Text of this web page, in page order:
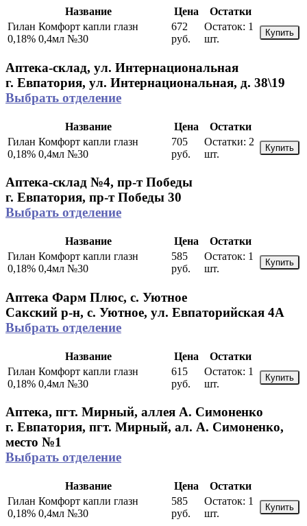
Название Цена
Остатки
Гилан Комфорт капли глазн
0,18% 0,4мл №30
672
руб.
Остаток: 1
шт.
Купить
Аптека-склад, ул. Интернациональная
г. Евпатория, ул. Интернациональная, д. 38\19
Выбрать отделение
Название Цена
Остатки
Гилан Комфорт капли глазн
0,18% 0,4мл №30
705
руб.
Остатки: 2
шт.
Купить
Аптека-склад №4, пр-т Победы
г. Евпатория, пр-т Победы 30
Выбрать отделение
Название Цена
Остатки
Гилан Комфорт капли глазн
0,18% 0,4мл №30
585
руб.
Остаток: 1
шт.
Купить
Аптека Фарм Плюс, с. Уютное
Сакский р-н, с. Уютное, ул. Евпаторийская 4А
Выбрать отделение
Название Цена
Остатки
Гилан Комфорт капли глазн
0,18% 0,4мл №30
615
руб.
Остаток: 1
шт.
Купить
Аптека, пгт. Мирный, аллея А. Симоненко
г. Евпатория, пгт. Мирный, ал. А. Симоненко,
место №1
Выбрать отделение
Название Цена
Остатки
Гилан Комфорт капли глазн
0,18% 0,4мл №30
585
руб.
Остаток: 1
шт.
Купить